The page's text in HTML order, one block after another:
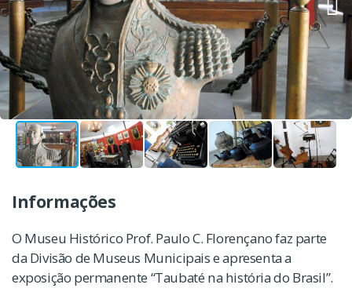
Informações
O Museu Histórico Prof. Paulo C. Florençano faz parte
da Divisão de Museus Municipais e apresenta a
exposição permanente “Taubaté na história do Brasil”.